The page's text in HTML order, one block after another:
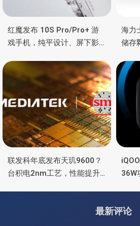
红魔发布 10S Pro/Pro+ 游
戏手机，纯平设计、屏下影
版、液态金属导热
海力
储存
联发科年底发布天玑9600？
台积电2nm工艺，性能提升
36W
最新评论